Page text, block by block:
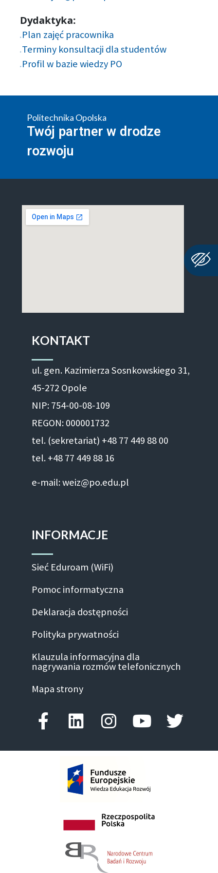
Dydaktyka:
Plan zajęć pracownika
Terminy konsultacji dla studentów
Profil w bazie wiedzy PO
Politechnika Opolska
Twój partner w drodze
rozwoju
KONTAKT
ul. gen. Kazimierza Sosnkowskiego 31,
45-272 Opole
NIP: 754-00-08-109
REGON: 000001732
tel. (sekretariat) +48 77 449 88 00
tel. +48 77 449 88 16
e-mail: weiz@po.edu.pl
INFORMACJE
Sieć Eduroam (WiFi)
Pomoc informatyczna
Deklaracja dostępności
Polityka prywatności
Klauzula informacyjna dla
nagrywania rozmów telefonicznych
Mapa strony
Facebook-f
LinkedinInstagram
Youtube